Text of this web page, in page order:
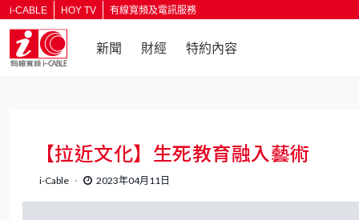
i-CABLE HOY TV 有線寬頻及電訊服務
新聞 財經 特約內容
【拉近文化】生死教育融入藝術
i-Cable 2023年04月11日